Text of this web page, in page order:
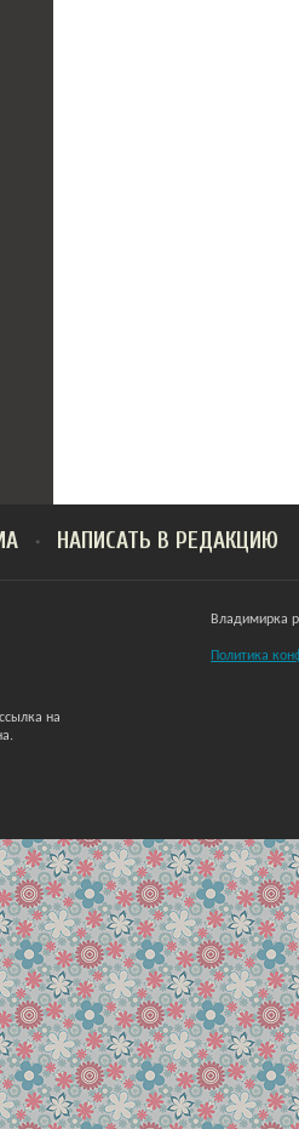
НАПИСАТЬ В РЕДАКЦИЮ
на
Владимирка
Политика